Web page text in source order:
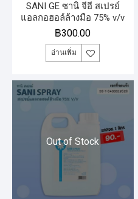
SANI GE ซานิ จีอี สเปรย์
แอลกอฮอล์ล้างมือ 75% v/v
แกลลอน 5 ลิตร
฿300.00
อ่านเพิ่ม
Out of Stock